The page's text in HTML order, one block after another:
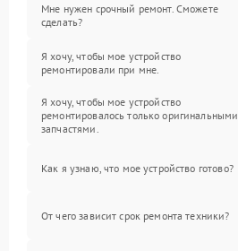
Мне нужен срочный ремонт. Сможете
сделать?
Я хочу, чтобы мое устройство
ремонтировали при мне.
Я хочу, чтобы мое устройство
ремонтировалось только оригинальными
запчастями.
Как я узнаю, что мое устройство готово?
От чего зависит срок ремонта техники?